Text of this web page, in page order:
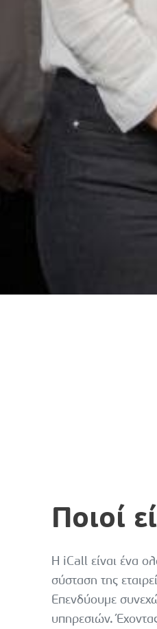
Ποιοί
Η iCall είναι ένα
σύσταση της
Επενδύουμε
υπηρεσιών.